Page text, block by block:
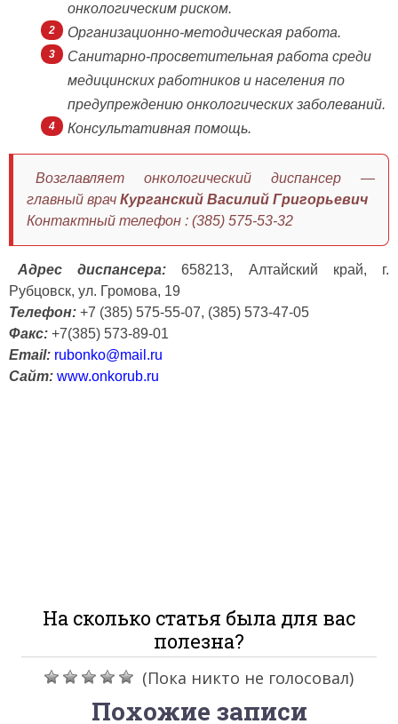
онкологическим риском.
Организационно-методическая работа.
Санитарно-просветительная работа среди
медицинских работников и населения по
предупреждению онкологических заболеваний.
Консультативная помощь.
Возглавляет онкологический диспансер —
главный врач Курганский Василий Григорьевич
Контактный телефон : (385) 575-53-32
Адрес диспансера:658213, Алтайский край, г.
Рубцовск, ул. Громова, 19
Телефон: +7 (385) 575-55-07, (385) 573-47-05
Факс: +7(385) 573-89-01
Email: rubonko@mail.ru
Сайт: www.onkorub.ru
На сколько статья была для вас
полезна?
(Пока никто не голосовал)
Похожие записи